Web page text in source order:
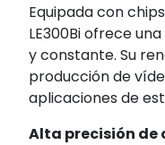
Equipada con
LE300Bi ofrece
y constante. Su
producción de
aplicaciones de
Alta precisión de